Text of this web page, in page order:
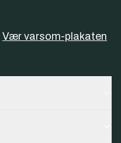
Vær varsom-plakaten